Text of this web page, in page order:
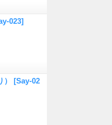
023]
） [Say-02